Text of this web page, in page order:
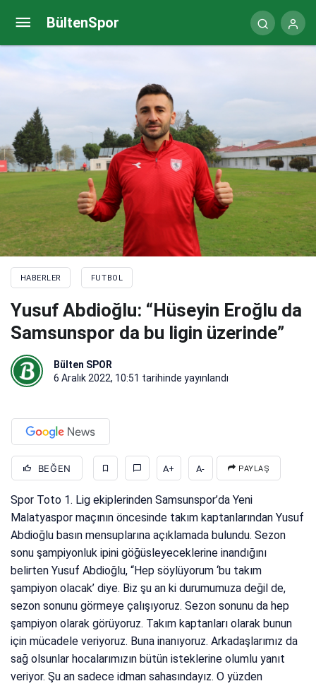
BültenSpor
HABERLER FUTBOL
Yusuf Abdioğlu: “Hüseyin Eroğlu da
Samsunspor da bu ligin üzerinde”
Bülten SPOR
6 Aralık 2022, 10:51 tarihinde yayınlandı
BEĞEN A+ A- PAYLAŞ
Spor Toto 1. Lig ekiplerinden Samsunspor’da Yeni
Malatyaspor maçının öncesinde takım kaptanlarından Yusuf
Abdioğlu basın mensuplarına açıklamada bulundu. Sezon
sonu şampiyonluk ipini göğüsleyeceklerine inandığını
belirten Yusuf Abdioğlu, “Hep söylüyorum ‘bu takım
şampiyon olacak’ diye. Biz şu an ki durumumuza değil de,
sezon sonunu görmeye çalışıyoruz. Sezon sonunu da hep
şampiyon olarak görüyoruz. Takım kaptanları olarak bunun
için mücadele veriyoruz. Buna inanıyoruz. Arkadaşlarımız da
sağ olsunlar hocalarımızın bütün isteklerine olumlu yanıt
veriyor. Şu an sadece idman sahasındayız. O yüzden
Altay’ın bileği bükülmüyor